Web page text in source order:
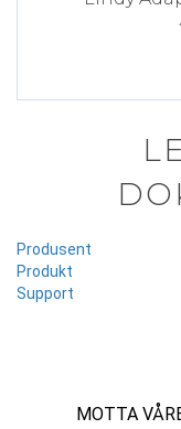
Produsent
Produkt
Support
MOTTA